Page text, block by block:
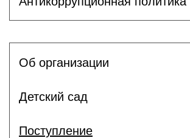
Об организации
Детский сад
Поступление